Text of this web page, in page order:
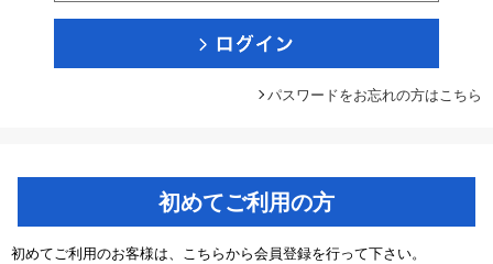
パスワードをお忘れの方はこちら
初めてご利用の方
初めてご利用のお客様は、こちらから会員登録を行って下さい。